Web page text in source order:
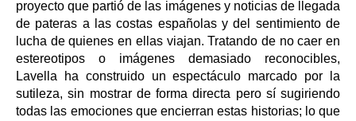
proyecto que partió de las imágenes y noticias de llegada
de pateras a las costas españolas y del sentimiento de
lucha de quienes en ellas viajan. Tratando de no caer en
estereotipos o imágenes demasiado reconocibles,
Lavella ha construido un espectáculo marcado por la
sutileza, sin mostrar de forma directa pero sí sugiriendo
todas las emociones que encierran estas historias; lo que